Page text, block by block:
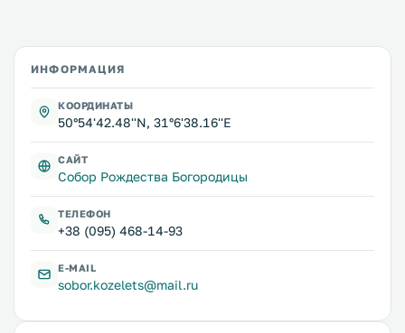
ИНФОРМАЦИЯ
КООРДИНАТЫ
50°54'42.48''N, 31°6'38.16''E
САЙТ
Собор Рождества Богородицы
ТЕЛЕФОН
+38 (095) 468-14-93
E-MAIL
sobor.kozelets@mail.ru